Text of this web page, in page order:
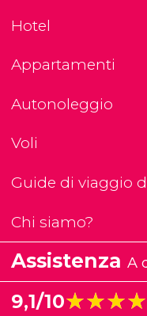
Hotel
Appartamenti
Autonoleggio
Voli
Guide di viaggio
Chi siamo?
Assistenza A
9,1/10